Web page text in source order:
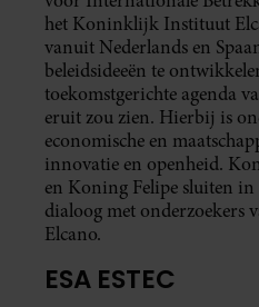
het Koninklijk Instituut
vanuit Nederlands en
beleidsideeën te
toekomstgerichte agenda
eruit zou zien. Hierbij is
economische en
innovatie en openheid.
en Koning Felipe sluiten
dialoog met onderzoekers
Elcano.
ESA ESTEC